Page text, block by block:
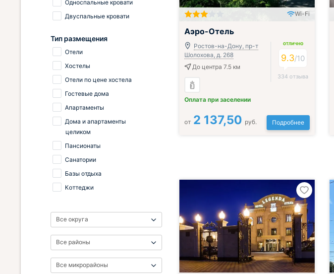
Wi-Fi
Аэро-Отель
Ростов-на-Дону, пр-т
Шолохова, д. 268
До центра 7.5 км
Оплата при заселении
ОТЛИЧНО
9.3/10
334 отзыва
от 2 137,50 руб. Подробнее
Односпальные кровати
Двуспальные кровати
Тип размещения
Отели
Хостелы
Отели по цене хостела
Гостевые дома
Апартаменты
Дома и апартаменты
целиком
Пансионаты
Санатории
Базы отдыха
Коттеджи
Все округа
Все районы
Все микрорайоны